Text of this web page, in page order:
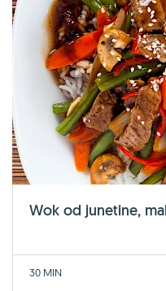
Wok od junetine,
30 MIN